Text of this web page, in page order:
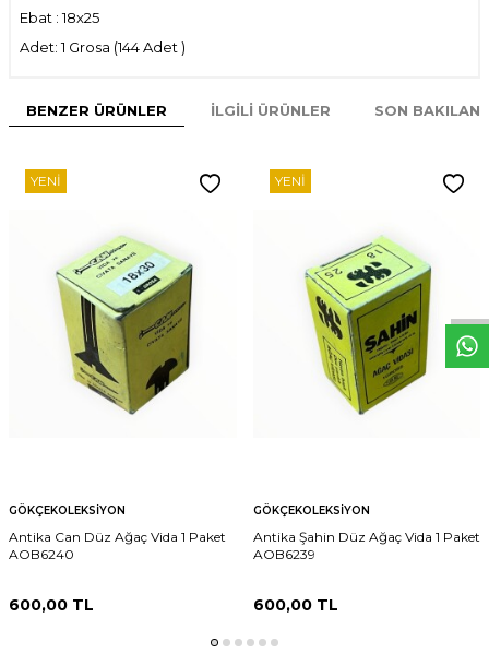
Ebat : 18x25
Adet: 1 Grosa (144 Adet )
BENZER ÜRÜNLER İLGILI ÜRÜNLER SON
YENI
GÖKÇEKOLEKSIYON
Antika Can Düz Ağaç Vida 1 Paket
AOB6240
600,00 TL
YENI
GÖKÇEKOLEKSIYON
Antika Şahin Düz Ağaç Vida 1 Paket
AOB6239
600,00TL